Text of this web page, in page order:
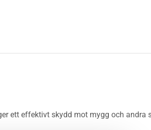
ett effektivt skydd mot mygg och andra